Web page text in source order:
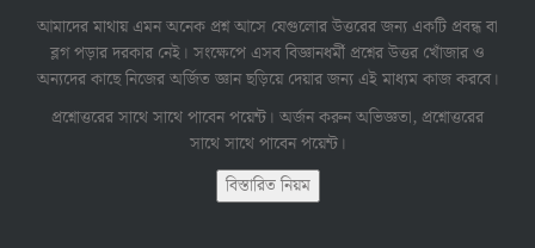
আমাদের মাথায় এমন অনেক প্রশ্ন আসে যেগুলোর উত্তরের জন্য একটি প্রবন্ধ বা
ব্লগ পড়ার দরকার নেই। সংক্ষেপে এসব বিজ্ঞানধর্মী প্রশ্নের উত্তর খোঁজার ও
অন্যদের কাছে নিজের অর্জিত জ্ঞান ছড়িয়ে দেয়ার জন্য এই মাধ্যম কাজ করবে।
প্রশ্নোত্তরের সাথে সাথে পাবেন পয়েন্ট। অর্জন করুন অভিজ্ঞতা, প্রশ্নোত্তরের
সাথে সাথে পাবেন পয়েন্ট।
বিস্তারিত নিয়ম